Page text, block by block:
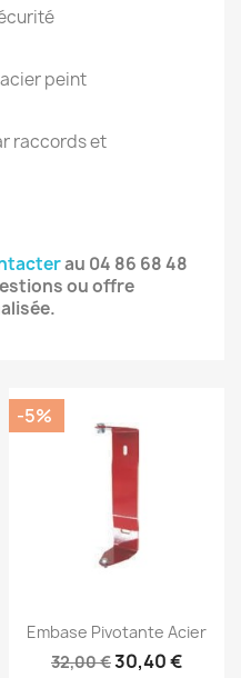
de sécurité
acier peint
raccords et
au 04 86 68 48
ou offre
Aperçu rapide
Embase Pivotante Acier
32,00 €30,40 €
-5%